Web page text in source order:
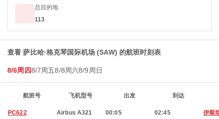
总目的地
113
查看 萨比哈·格克琴国际机场 (SAW) 的航班时刻表
8/6周四8/7周五8/8周六8/9周日
航班号 飞机型号 出发 到达
PC622 Airbus A321 00:05 02:45 伊斯